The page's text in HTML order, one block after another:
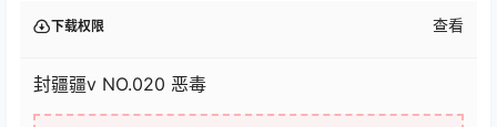
下载权限 查看
封疆疆v NO.020 恶毒